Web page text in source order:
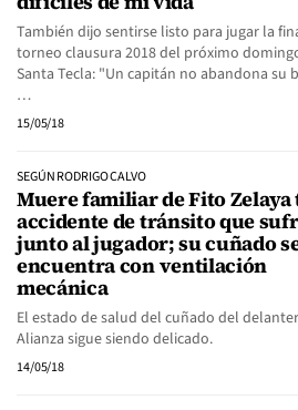
También dijo sentirse listo para jugar la
torneo clausura 2018 del próximo
Santa Tecla: "Un capitán no abandona su
…
15/05/18
SEGÚN RODRIGO CALVO
Muere familiar de Fito Zelaya
accidente de tránsito que
junto al jugador; su cuñado
encuentra con ventilación
mecánica
El estado de salud del cuñado del
Alianza sigue siendo delicado.
14/05/18